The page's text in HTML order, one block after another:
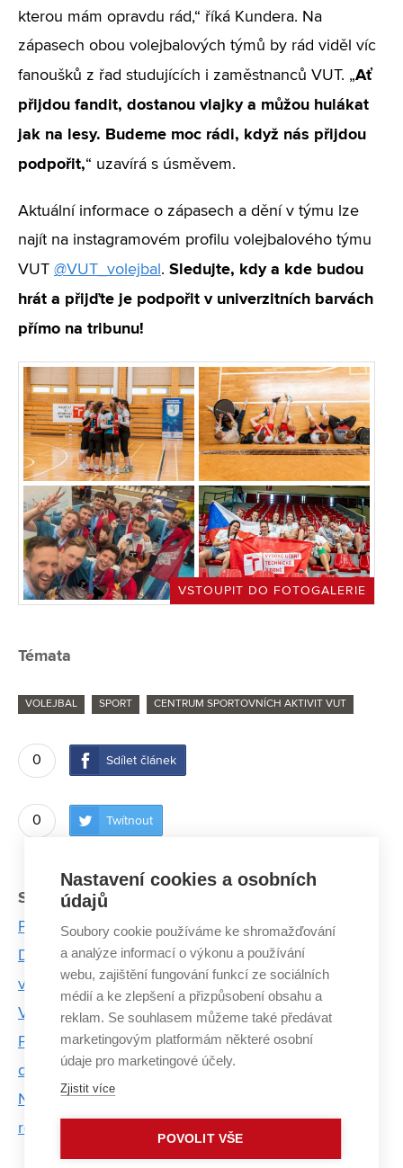
kterou mám opravdu rád,“ říká Kundera. Na
zápasech obou volejbalových týmů by rád viděl víc
fanoušků z řad studujících i zaměstnanců VUT. „Ať
přijdou fandit, dostanou vlajky a můžou hulákat
jak na lesy. Budeme moc rádi, když nás přijdou
podpořit,“ uzavírá s úsměvem.
Aktuální informace o zápasech a dění v týmu lze
najít na instagramovém profilu volejbalového týmu
VUT @VUT_volejbal . Sledujte, kdy a kde budou
hrát a přijďte je podpořit v univerzitních barvách
přímo na tribunu!
VSTOUPIT DO FOTOGALERIE
Témata
VOLEJBAL SPORT CENTRUM SPORTOVNÍCH AKTIVIT VUT
0 Sdílet článek
0 Twítnout
Související články:
Požární sport nepatří jen na venkov
Díky sportovnímu stipendiu může dvacetiletý
vzpěrač z VUT trénovat devětkrát týdně
VUT bodovalo na Českých akademických hrách
Pod Palackého vrchem sportují nejen studenti, ale i
děti
Na Boulder Open Air se utkali profesionální i
rekreační lezci
Nastavení cookies a osobních
údajů
Soubory cookie používáme ke shromažďování
a analýze informací o výkonu a používání
webu, zajištění fungování funkcí ze sociálních
médií a ke zlepšení a přizpůsobení obsahu a
reklam. Se souhlasem můžeme také předávat
marketingovým platformám některé osobní
údaje pro marketingové účely.
Zjistit více
POVOLIT VŠE